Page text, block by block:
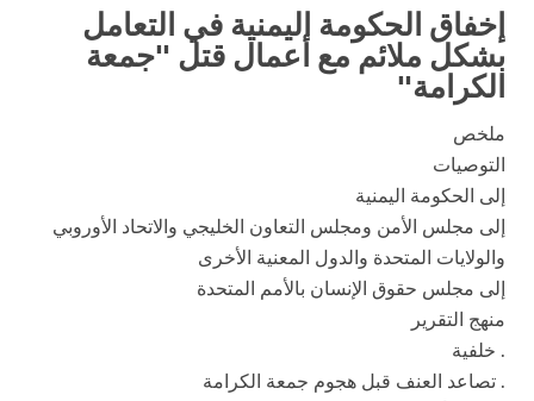
إخفاق الحكومة اليمنية في التعامل
بشكل ملائممع أعمال قتل "جمعة
الكرامة"
ملخص
التوصيات
إلى الحكومة اليمنية
إلى مجلس الأمن ومجلس التعاون الخليجي والاتحاد الأوروبي
والولايات المتحدة والدول المعنية الأخرى
إلى مجلس حقوق الإنسان بالأمم المتحدة
منهج التقرير
. خلفية
. تصاعد العنف قبل هجوم جمعة الكرامة